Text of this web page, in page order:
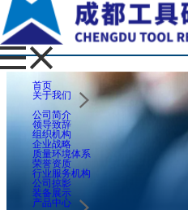
首页
关于我们
公司简介
领导致辞
组织机构
企业战略
质量环境体系
荣誉资质
行业服务机构
公司掠影
装备展示
产品中心